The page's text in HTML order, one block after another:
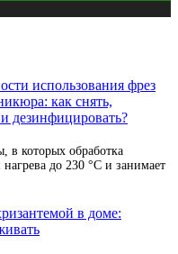
использования фрез
как снять,
дезинфицировать?
в которых обработка
до 230 °С и занимает
в доме: